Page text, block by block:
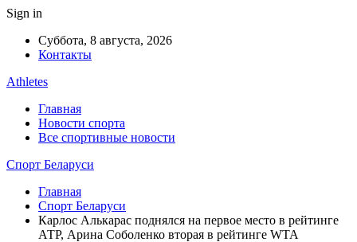
Sign in
Суббота, 8 августа, 2026
Контакты
Athletes
Главная
Новости спорта
Все спортивные новости
Спорт Беларуси
Главная
Спорт Беларуси
Карлос Алькарас поднялся на первое место в рейтинге
АТР, Арина Соболенко вторая в рейтинге WTA